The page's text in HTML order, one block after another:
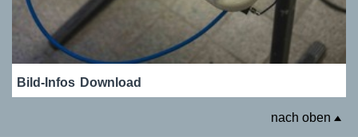
Bild-Infos Download
nach oben